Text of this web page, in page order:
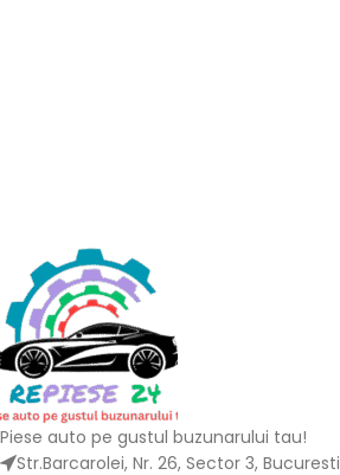
Piese auto pe gustul buzunarului tau!
Str.Barcarolei, Nr. 26, Sector 3, Bucuresti